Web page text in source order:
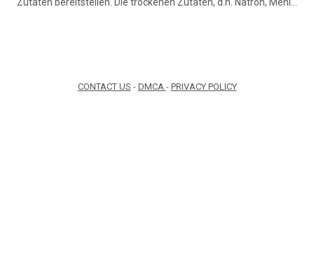
CONTACT US - DMCA - PRIVACY POLICY